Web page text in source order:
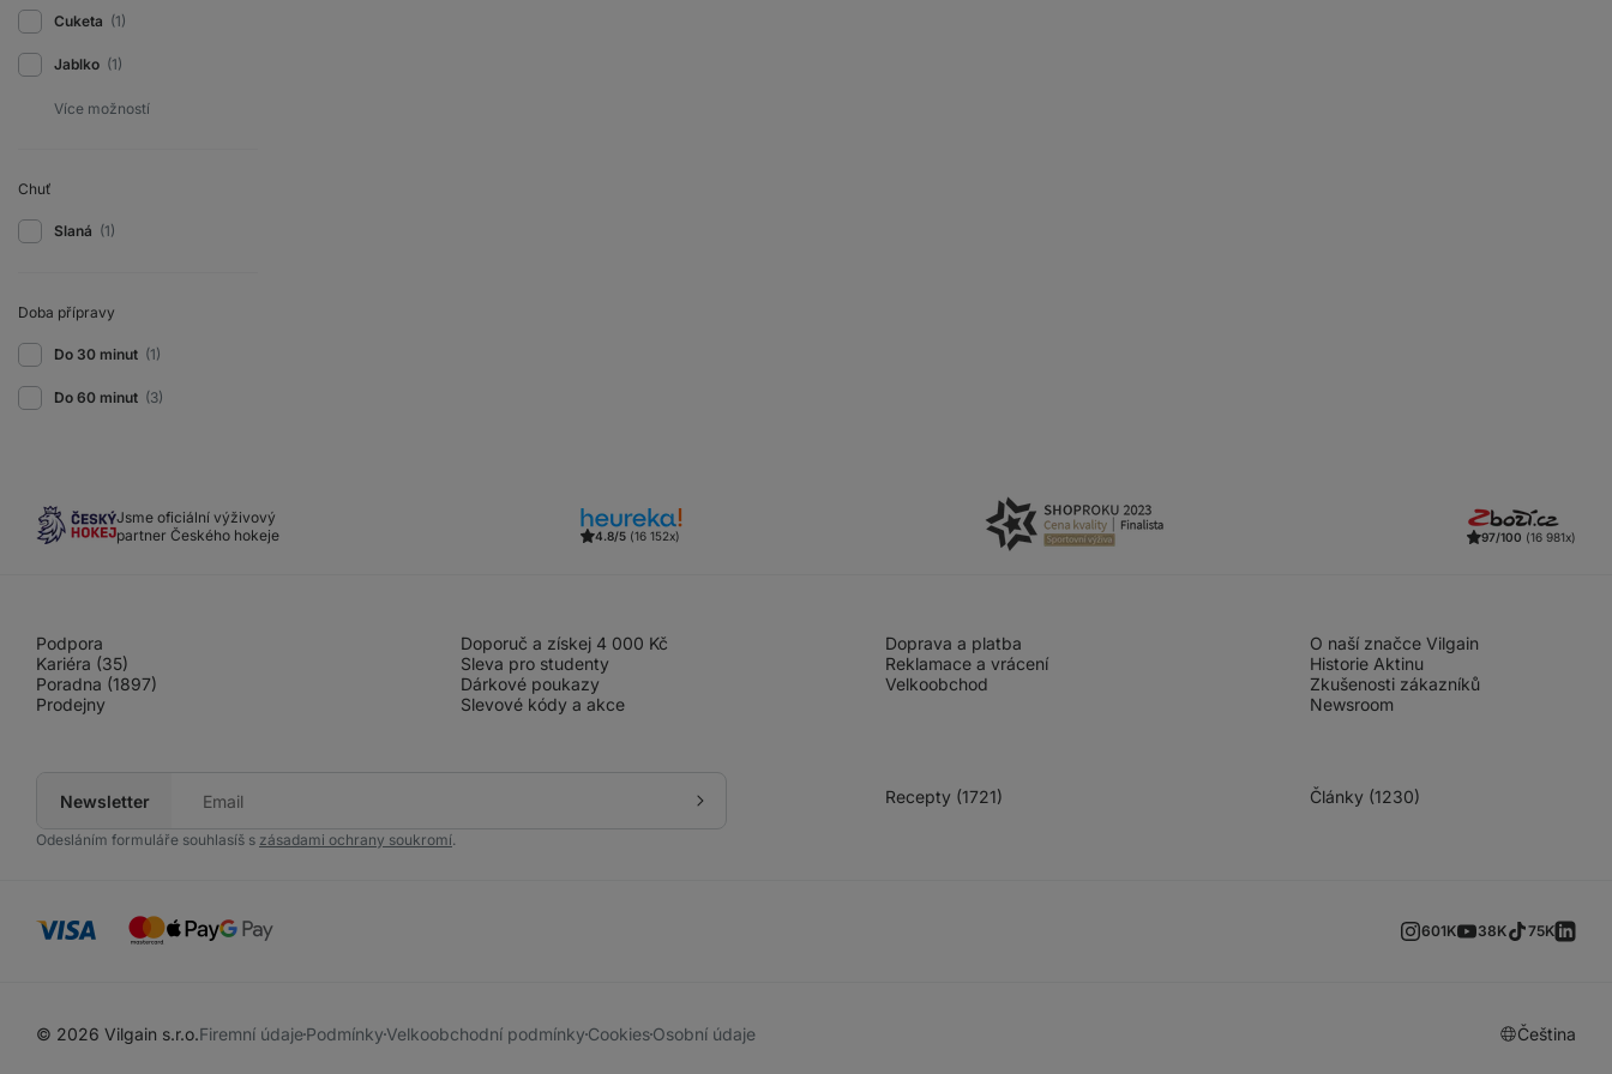
Cuketa (1)
Jablko (1)
Chuť
Slaná (1)
Doba přípravy
Do 30 minut (1)
Do 60 minut (3)
Jsme oficiální výživový
partner Českého hokeje
4.8/5 (16 152x) 97/100 (16 981x)
Podpora
Kariéra (35)
Poradna (1897)
Prodejny
Doporuč a získej 4 000 Kč
Sleva pro studenty
Dárkové poukazy
Slevové kódy a akce
Doprava a platba
Reklamace a vrácení
Velkoobchod
O naší značce Vilgain
Historie Aktinu
Zkušenosti zákazníků
Newsroom
Newsletter
mail
Přihlásit
Odesláním formuláře souhlasíš s zásadami ochrany soukromí.
Recepty (1721) Články (1230)
601K 38K 75K
© 2026 Vilgain s.r.o.Firemní údajePodmínkyVelkoobchodní podmínky CookiesOsobní údaje Čeština